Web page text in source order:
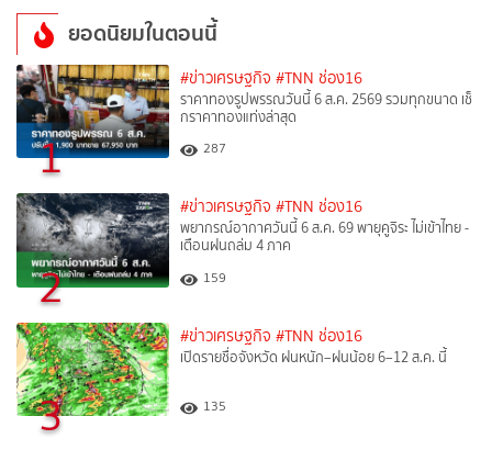
ยอดนิยมในตอนนี้
1
#ข่าวเศรษฐกิจ #TNN ช่อง16
ราคาทองรูปพรรณวันนี้ 6 ส.ค. 2569 รวมทุกขนาด เช็
กราคาทองแท่งล่าสุด
287
2
#ข่าวเศรษฐกิจ #TNN ช่อง16
พยากรณ์อากาศวันนี้ 6 ส.ค. 69 พายุคูจิระ ไม่เข้าไทย -
เตือนฝนถล่ม 4 ภาค
159
3
#ข่าวเศรษฐกิจ #TNN ช่อง16
เปิดรายชื่อจังหวัด ฝนหนัก–ฝนน้อย 6–12 ส.ค. นี้
135